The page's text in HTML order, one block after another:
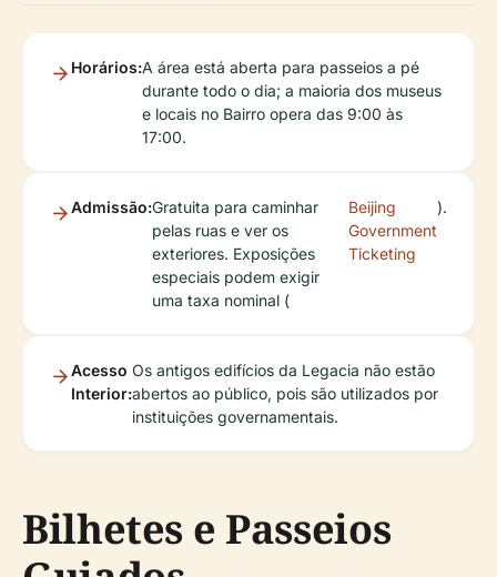
Horários:A área está aberta para passeios a pé
durante todo o dia; a maioria dos museus
e locais no Bairro opera das 9:00 às
17:00.
Admissão:Gratuita para caminhar
pelas ruas e ver os
exteriores. Exposições
especiais podem exigir
uma taxa nominal (
Beijing
Government
Ticketing
).
Acesso
Interior:
Os antigos edifícios da Legacia não estão
abertos ao público, pois são utilizados por
instituições governamentais.
Bilhetes e Passeios